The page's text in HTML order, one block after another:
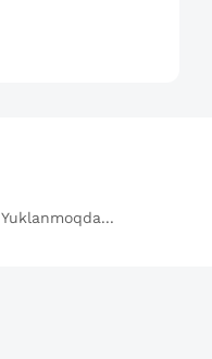
Yuklanmoqda...